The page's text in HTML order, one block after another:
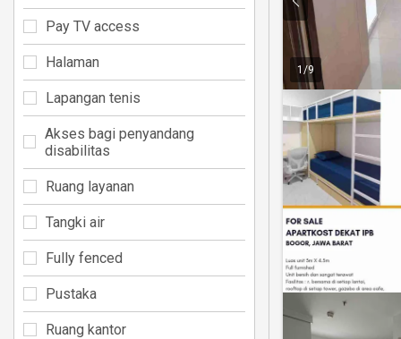
1 /9
Pay TV access
Halaman
Lapangan tenis
Akses bagi penyandang
disabilitas
Ruang layanan
Tangki air
Fully fenced
Pustaka
Ruang kantor